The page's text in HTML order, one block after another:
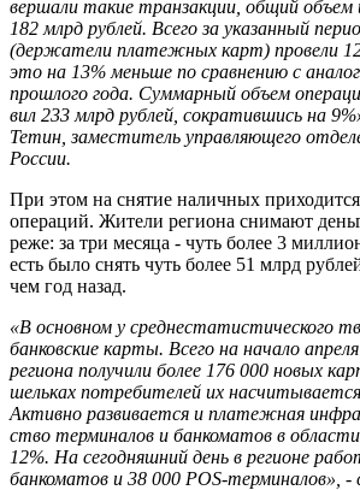
вер­ша­ли такие тран­зак­ции, общий объем
182 млрд руб­лей. Всего за ука­зан­ный
(дер­жа­те­ли пла­теж­ных карт) про­ве­ли
это на 13% мень­ше по срав­не­нию с
про­шло­го года. Сум­мар­ный объем
вил 233 млрд руб­лей, со­кра­тив­шись на
Тетин, за­ме­сти­тель управ­ля­ю­ще­го
Рос­сии.
При этом на сня­тие на­лич­ных
опе­ра­ций. Жи­те­ли ре­ги­о­на сни­ма­ют
реже: за три ме­ся­ца - чуть более 3
есть было снять чуть более 51 млрд
чем год назад.
«В основном у сред­не­ста­ти­сти­че­ско­го
банковские карты. Всего на на­ча­ло
ре­ги­о­на по­лу­чи­ли более 176 000 новых
шель­ках по­тре­би­те­лей их
Ак­тив­но раз­ви­ва­ет­ся и пла­теж­ная
ство тер­ми­на­лов и бан­ко­ма­тов в об­ла­сти
12%. На се­го­дняш­ний день в ре­ги­оне
бан­ко­ма­тов и 38 000 POS-тер­ми­на­лов», -